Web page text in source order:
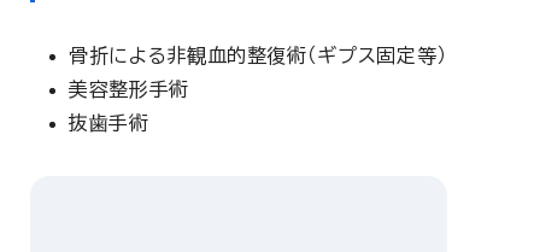
骨折による非観血的整復術（ギプス固定等）
美容整形手術
抜歯手術